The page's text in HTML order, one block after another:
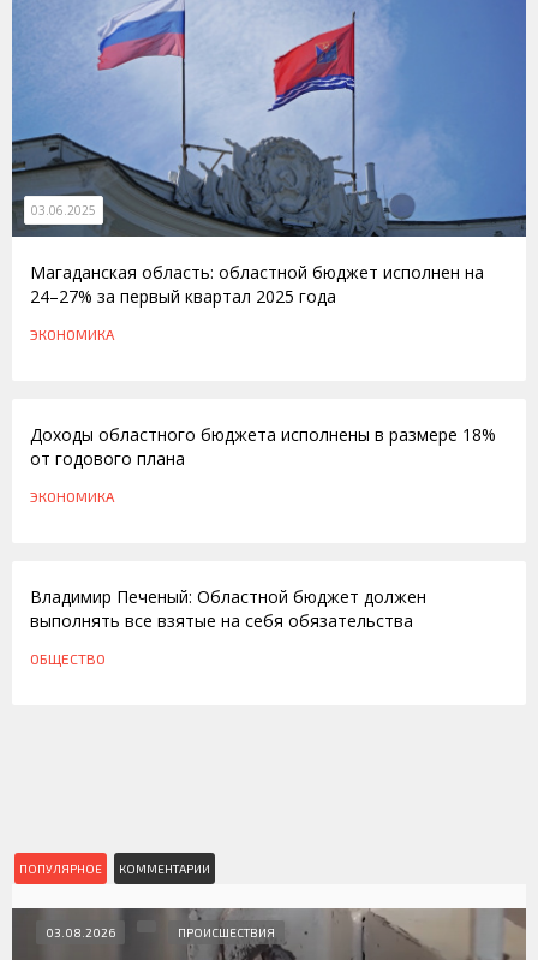
03.06.2025
Магаданская область: областной бюджет исполнен на
24–27% за первый квартал 2025 года
ЭКОНОМИКА
Доходы областного бюджета исполнены в размере 18%
от годового плана
ЭКОНОМИКА
Владимир Печеный: Областной бюджет должен
выполнять все взятые на себя обязательства
ОБЩЕСТВО
ПОПУЛЯРНОЕ КОММЕНТАРИИ
03.08.2026 ПРОИСШЕСТВИЯ